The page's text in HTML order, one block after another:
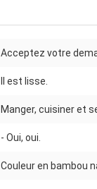
Acceptez votre
Il est lisse.
Manger, cuisiner et
- Oui, oui.
Couleur en bambou